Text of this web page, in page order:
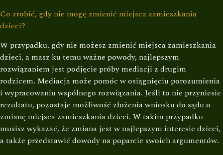
Co zrobić, gdy nie mogę zmienić miejsca zamieszkania
dzieci?
W przypadku, gdy nie możesz zmienić miejsca zamieszkania
dzieci, a masz ku temu ważne powody, najlepszym
rozwiązaniem jest podjęcie próby mediacji z drugim
rodzicem. Mediacja może pomóc w osiągnięciu porozumienia
i wypracowaniu wspólnego rozwiązania. Jeśli to nie przyniesie
rezultatu, pozostaje możliwość złożenia wniosku do sądu o
zmianę miejsca zamieszkania dzieci. W takim przypadku
musisz wykazać, że zmiana jest w najlepszym interesie dzieci,
a także przedstawić dowody na poparcie swoich argumentów.